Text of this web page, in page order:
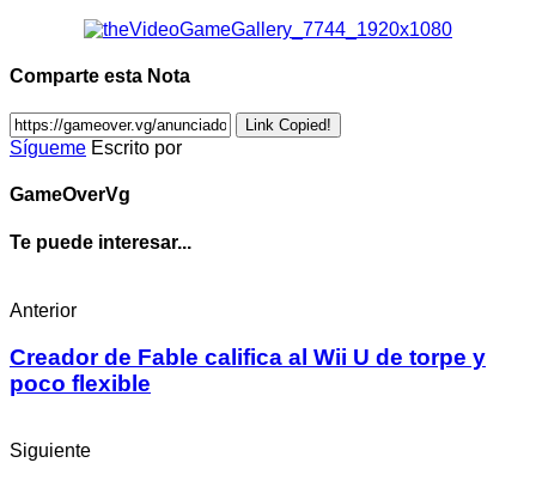
Comparte esta Nota
Link Copied!
Sígueme Escrito por
GameOverVg
Te puede interesar...
Anterior
Creador de Fable califica al Wii U de torpe y
poco flexible
Siguiente